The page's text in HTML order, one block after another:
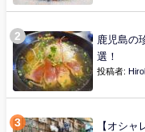
鹿児島の
選！
投稿者:
【オシャ